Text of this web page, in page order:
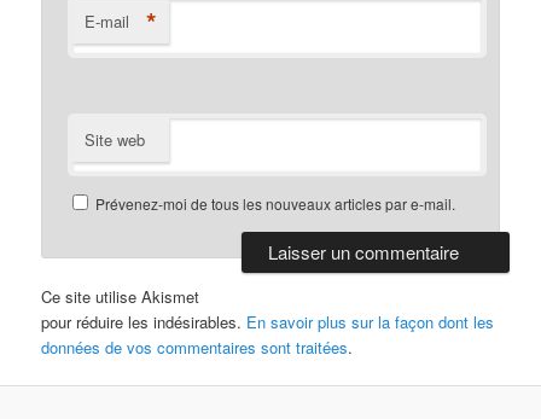
E-mail *
Site web
Prévenez-moi de tous les nouveaux articles par e-mail.
Ce site utilise Akismet
pour réduire les indésirables. En savoir plus sur la façon dont les
données de vos commentaires sont traitées.